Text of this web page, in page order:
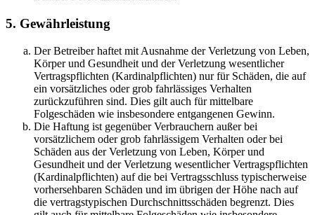
5. Gewährleistung
Der Betreiber haftet mit Ausnahme der Verletzung von Leben,
Körper und Gesundheit und der Verletzung wesentlicher
Vertragspflichten (Kardinalpflichten) nur für Schäden, die auf
ein vorsätzliches oder grob fahrlässiges Verhalten
zurückzuführen sind. Dies gilt auch für mittelbare
Folgeschäden wie insbesondere entgangenen Gewinn.
Die Haftung ist gegenüber Verbrauchern außer bei
vorsätzlichem oder grob fahrlässigem Verhalten oder bei
Schäden aus der Verletzung von Leben, Körper und
Gesundheit und der Verletzung wesentlicher Vertragspflichten
(Kardinalpflichten) auf die bei Vertragsschluss typischerweise
vorhersehbaren Schäden und im übrigen der Höhe nach auf
die vertragstypischen Durchschnittsschäden begrenzt. Dies